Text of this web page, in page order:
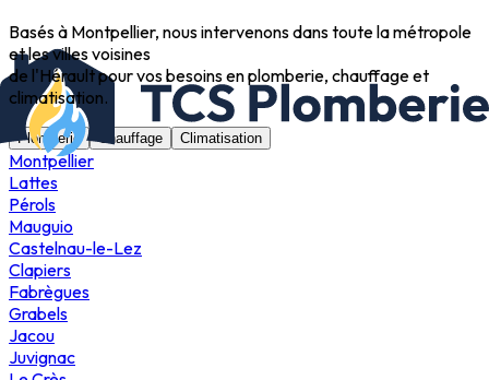
Basés à Montpellier, nous intervenons dans toute la métropole
et les villes voisines
de l'Hérault pour vos besoins en plomberie, chauffage et
climatisation.
Plomberie Chauffage Climatisation
Montpellier
Lattes
Pérols
Mauguio
Castelnau-le-Lez
Clapiers
Fabrègues
Grabels
Jacou
Juvignac